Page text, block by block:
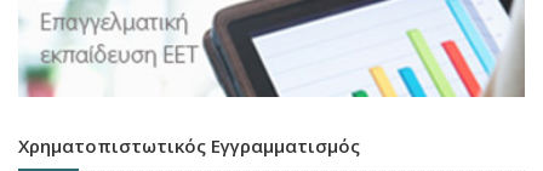
Χρηματοπιστωτικός Εγγραμματισμός